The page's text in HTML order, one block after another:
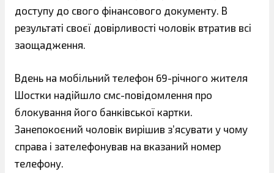
доступу до свого фінансового документу. В
результаті своєї довірливості чоловік втратив всі
заощадження.
Вдень на мобільний телефон 69-річного жителя
Шостки надійшло смс-повідомлення про
блокування його банківської картки.
Занепокоєний чоловік вирішив з’ясувати у чому
справа і зателефонував на вказаний номер
телефону.